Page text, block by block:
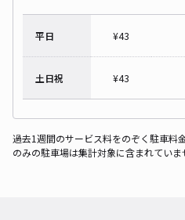
平日 ¥43
土日祝 ¥43
過去1週間のサービス料をのぞく駐車料
のみの駐車場は集計対象に含まれていま